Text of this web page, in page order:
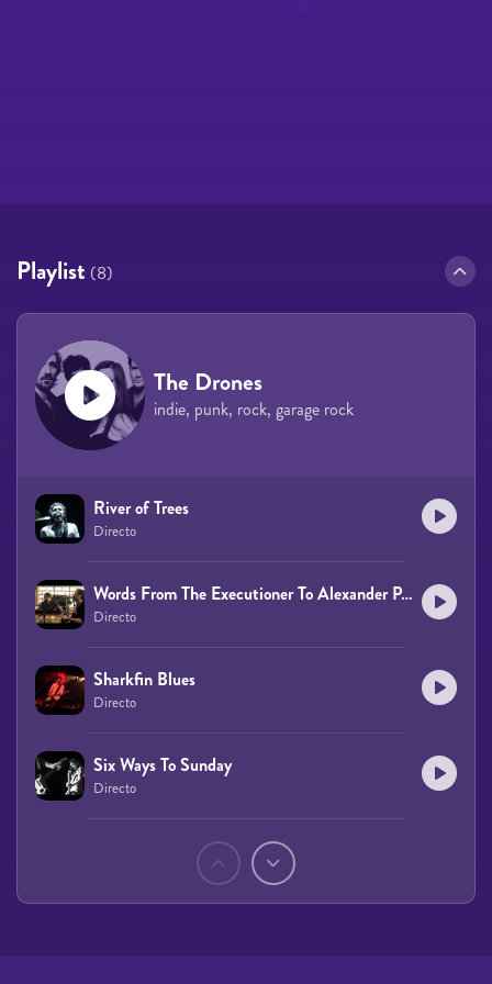
Playlist (8)
The Drones
indie, punk, rock, garage rock
River of Trees
Directo
Words From The Executioner To Alexander Pearce
Directo
Sharkfin Blues
Directo
Six Ways To Sunday
Directo